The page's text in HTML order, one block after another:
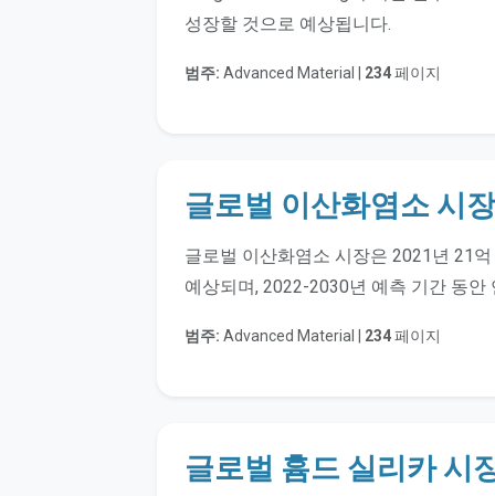
성장할 것으로 예상됩니다.
범주: Advanced Material | 234페이지
글로벌 이산화염소 시장
글로벌 이산화염소 시장은 2021년 21
예상되며, 2022-2030년 예측 기간 동안
범주: Advanced Material | 234페이지
글로벌 흄드 실리카 시